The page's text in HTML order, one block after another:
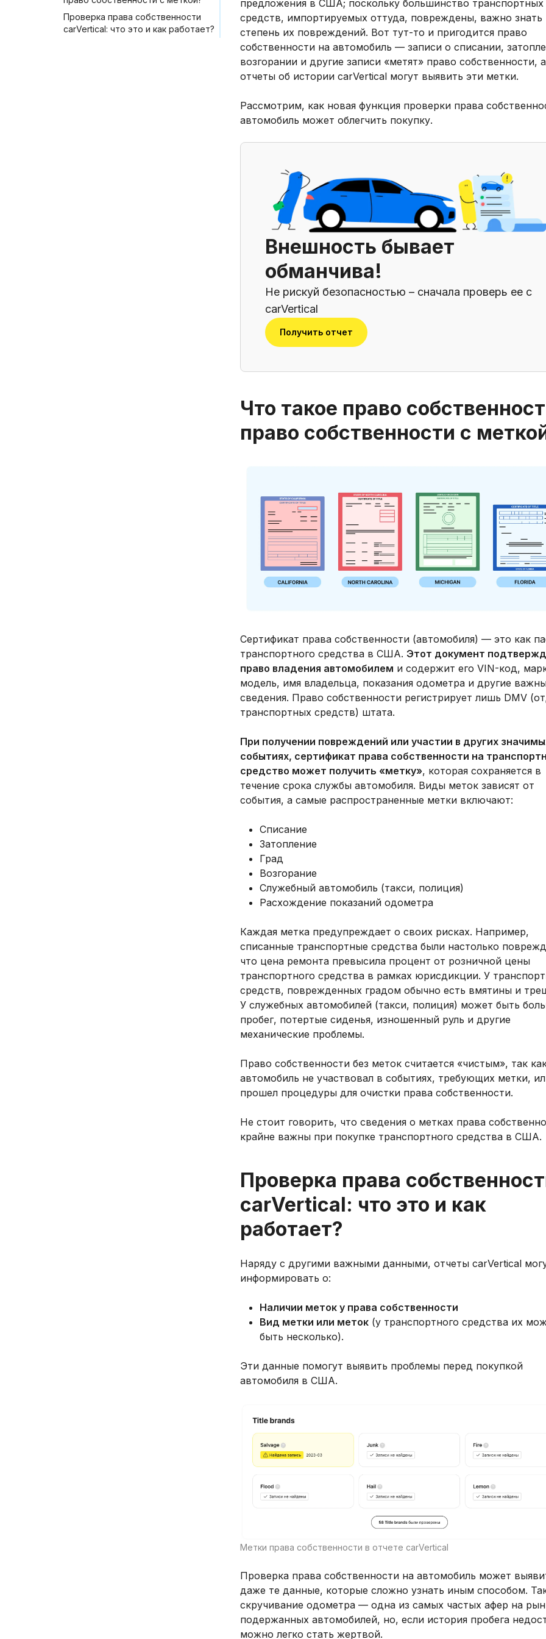
Проверка права собственности
carVertical: что это и как работает?
предложения в США; поскольку большинство транспортных
средств, импортируемых оттуда, повреждены, важно знать
степень их повреждений. Вот тут-то и пригодится право
собственности на автомобиль — записи о списании,
возгорании и другие записи «метят» право собственности, а
отчеты об истории carVertical могут выявить эти метки.
Рассмотрим, как новая функция проверки права
автомобиль может облегчить покупку.
Внешность бывает
обманчива!
Не рискуй безопасностью – сначала проверь ее с
carVertical
Получить отчет
Что такое право
право собственности с
Сертификат права собственности (автомобиля) — это как
транспортного средства в США. Этот документ
право владения автомобилем и содержит его VIN-код,
модель, имя владельца, показания одометра и другие
сведения. Право собственности регистрирует лишь DMV
транспортных средств) штата.
При получении повреждений или участии в других
событиях, сертификат права собственности на
средство может получить «метку», которая сохраняется в
течение срока службы автомобиля. Виды меток зависят от
события, а самые распространенные метки включают:
Списание
Затопление
Град
Возгорание
Служебный автомобиль (такси, полиция)
Расхождение показаний одометра
Каждая метка предупреждает о своих рисках. Например,
списанные транспортные средства были настолько
что цена ремонта превысила процент от розничной цены
транспортного средства в рамках юрисдикции. У
средств, поврежденных градом обычно есть вмятины и
У служебных автомобилей (такси, полиция) может быть
пробег, потертые сиденья, изношенный руль и другие
механические проблемы.
Право собственности без меток считается «чистым», так
автомобиль не участвовал в событиях, требующих метки,
прошел процедуры для очистки права собственности.
Не стоит говорить, что сведения о метках права
крайне важны при покупке транспортного средства в США.
Проверка права
carVertical: что это и как
работает?
Наряду с другими важными данными, отчеты carVertical
информировать о:
Наличии меток у права собственности
Вид метки или меток (у транспортного средства их
быть несколько).
Эти данные помогут выявить проблемы перед покупкой
автомобиля в США.
Метки права собственности в отчете carVertical
Проверка права собственности на автомобиль может
даже те данные, которые сложно узнать иным способом.
скручивание одометра — одна из самых частых афер на
подержанных автомобилей, но, если история пробега
можно легко стать жертвой.